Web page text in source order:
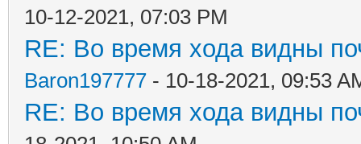
10-12-2021, 07:03 PM
RE: Во время хода видны
Baron197777 - 10-18-2021, 09:53
RE: Во время хода видны